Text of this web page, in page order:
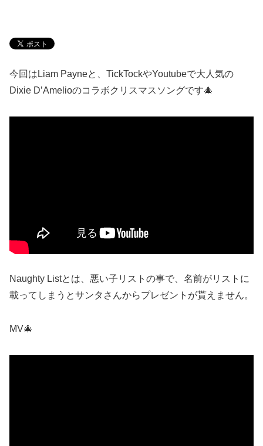
今回はLiam Payneと、TickTockやYoutubeで大人気の
Dixie D’Amelioのコラボクリスマスソングです🎄
Naughty Listとは、悪い子リストの事で、名前がリストに
載ってしまうとサンタさんからプレゼントが貰えません。
MV🎄